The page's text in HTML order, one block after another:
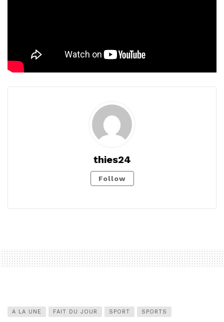
thies24
Follow
A LA UNE FAIT DU JOUR SPORT SPORTS